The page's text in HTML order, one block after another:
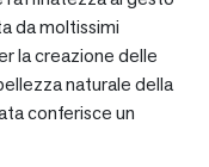
da moltissimi
la creazione delle
naturale della
conferisce un